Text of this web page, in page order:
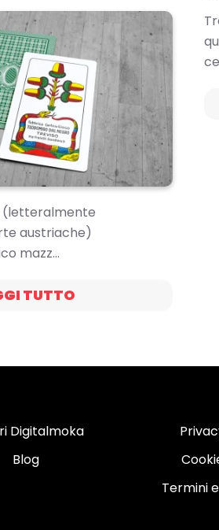
(letteralmente
austriache)
mazz…
TUTTO
Digitalmoka
Blog
Termini